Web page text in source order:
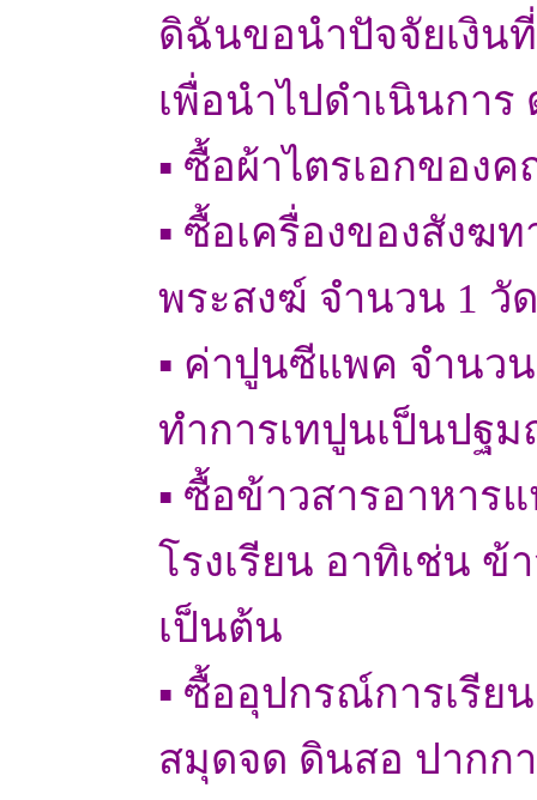
ดิฉันขอนำปัจจัยเงิน
เพื่อนำไปดำเนินการ
▪ ซื้อผ้าไตรเอกของ
▪ ซื้อเครื่องของสังฆ
พระสงฆ์ จำนวน 1 วัด
▪ ค่าปูนซีแพค จำนว
ทำการเทปูนเป็นปฐ
▪ ซื้อข้าวสารอาหาร
โรงเรียน อาทิเช่น
เป็นต้น
▪ ซื้ออุปกรณ์การเรีย
สมุดจด ดินสอ ปากก